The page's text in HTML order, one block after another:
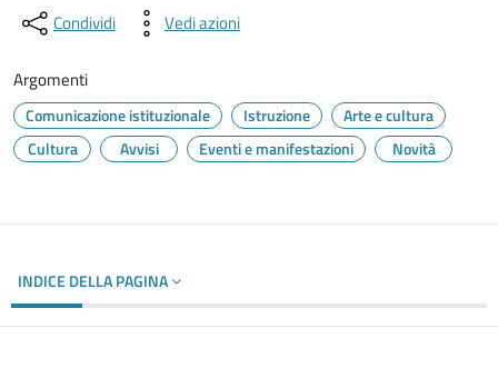
Condividi Vedi azioni
Argomenti
Comunicazione istituzionale Istruzione
Arte e cultura
Cultura
Avvisi Eventi e manifestazioni Novità
INDICE DELLA PAGINA